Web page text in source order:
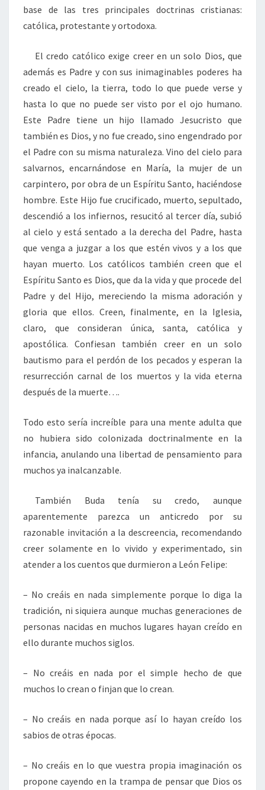
base de las tres principales doctrinas cristianas:
católica, protestante y ortodoxa.
El credo católico exige creer en un solo Dios, que
además es Padre y con sus inimaginables poderes ha
creado el cielo, la tierra, todo lo que puede verse y
hasta lo que no puede ser visto por el ojo humano.
Este Padre tiene un hijo llamado Jesucristo que
también es Dios, y no fue creado, sino engendrado por
el Padre con su misma naturaleza. Vino del cielo para
salvarnos, encarnándose en María, la mujer de un
carpintero, por obra de un Espíritu Santo, haciéndose
hombre. Este Hijo fue crucificado, muerto, sepultado,
descendió a los infiernos, resucitó al tercer día, subió
al cielo y está sentado a la derecha del Padre, hasta
que venga a juzgar a los que estén vivos y a los que
hayan muerto. Los católicos también creen que el
Espíritu Santo es Dios, que da la vida y que procede del
Padre y del Hijo, mereciendo la misma adoración y
gloria que ellos. Creen, finalmente, en la Iglesia,
claro, que consideran única, santa, católica y
apostólica. Confiesan también creer en un solo
bautismo para el perdón de los pecados y esperan la
resurrección carnal de los muertos y la vida eterna
después de la muerte….
Todo esto sería increíble para una mente adulta que
no hubiera sido colonizada doctrinalmente en la
infancia, anulando una libertad de pensamiento para
muchos ya inalcanzable.
También Buda tenía su credo, aunque
aparentemente parezca un anticredo por su
razonable invitación a la descreencia, recomendando
creer solamente en lo vivido y experimentado, sin
atender a los cuentos que durmieron a León Felipe:
– No creáis en nada simplemente porque lo diga la
tradición, ni siquiera aunque muchas generaciones de
personas nacidas en muchos lugares hayan creído en
ello durante muchos siglos.
– No creáis en nada por el simple hecho de que
muchos lo crean o finjan que lo crean.
– No creáis en nada porque así lo hayan creído los
sabios de otras épocas.
– No creáis en lo que vuestra propia imaginación os
propone cayendo en la trampa de pensar que Dios os